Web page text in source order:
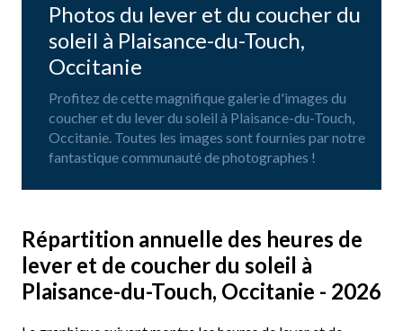
Photos du lever et du coucher du
soleil à Plaisance-du-Touch,
Occitanie
Profitez de cette magnifique galerie d'images du
coucher et du lever du soleil à Plaisance-du-Touch,
Occitanie. Toutes les images sont fournies par notre
fantastique communauté de photographes !
Répartition annuelle des heures de
lever et de coucher du soleil à
Plaisance-du-Touch, Occitanie - 2026